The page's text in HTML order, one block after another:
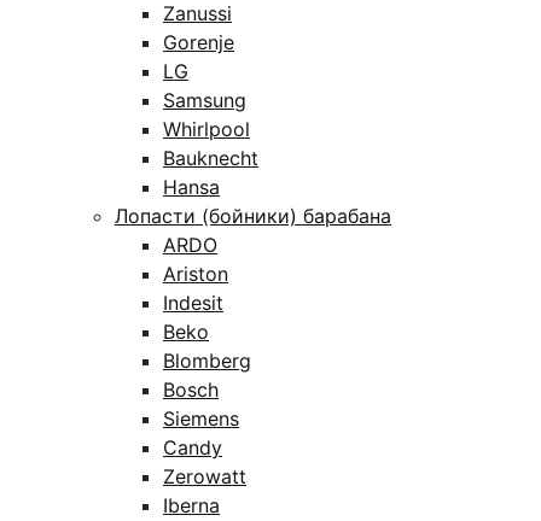
Zanussi
Gorenje
LG
Samsung
Whirlpool
Bauknecht
Hansa
Лопасти (бойники) барабана
ARDO
Ariston
Indesit
Beko
Blomberg
Bosch
Siemens
Candy
Zerowatt
Iberna